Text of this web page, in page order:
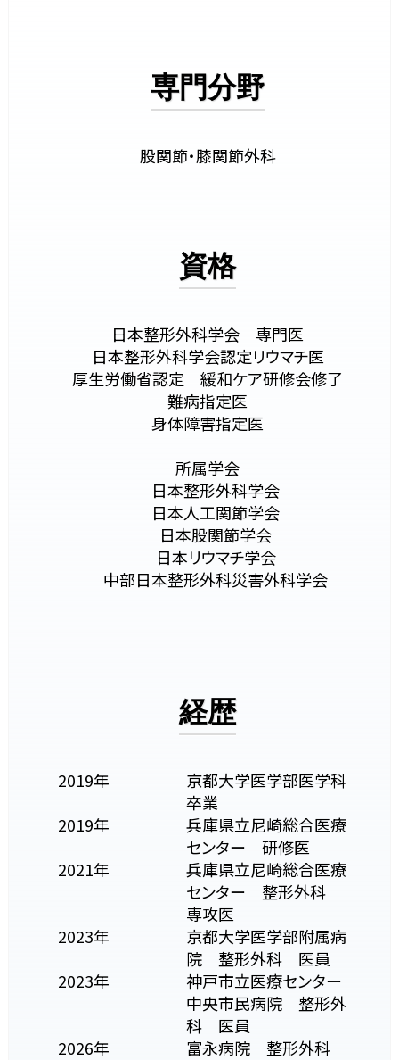
専門分野
股関節・膝関節外科
資格
日本整形外科学会 専門医
日本整形外科学会認定リウマチ医
厚生労働省認定 緩和ケア研修会修了
難病指定医
身体障害指定医
所属学会
日本整形外科学会
日本人工関節学会
日本股関節学会
日本リウマチ学会
中部日本整形外科災害外科学会
経歴
2019年
京都大学医学部医学科
卒業
2019年
兵庫県立尼崎総合医療
センター 研修医
2021年
兵庫県立尼崎総合医療
センター 整形外科
専攻医
2023年
京都大学医学部附属病
院 整形外科 医員
2023年
神戸市立医療センター
中央市民病院 整形外
科 医員
2026年
富永病院 整形外科